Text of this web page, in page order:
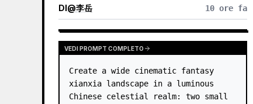
DI@李岳 10 ore fa
VEDI PROMPT COMPLETO
Create a wide cinematic fantasy
xianxia landscape in a luminous
Chinese celestial realm: two small